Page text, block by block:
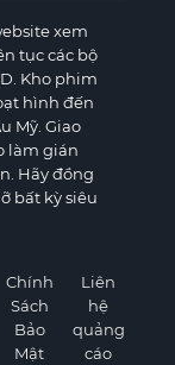
xem
tục các bộ
Kho phim
hình đến
Mỹ. Giao
làm gián
Hãy đồng
bất kỳ siêu
Chính
Sách
Bảo
Mật
Liên
hệ
quảng
cáo